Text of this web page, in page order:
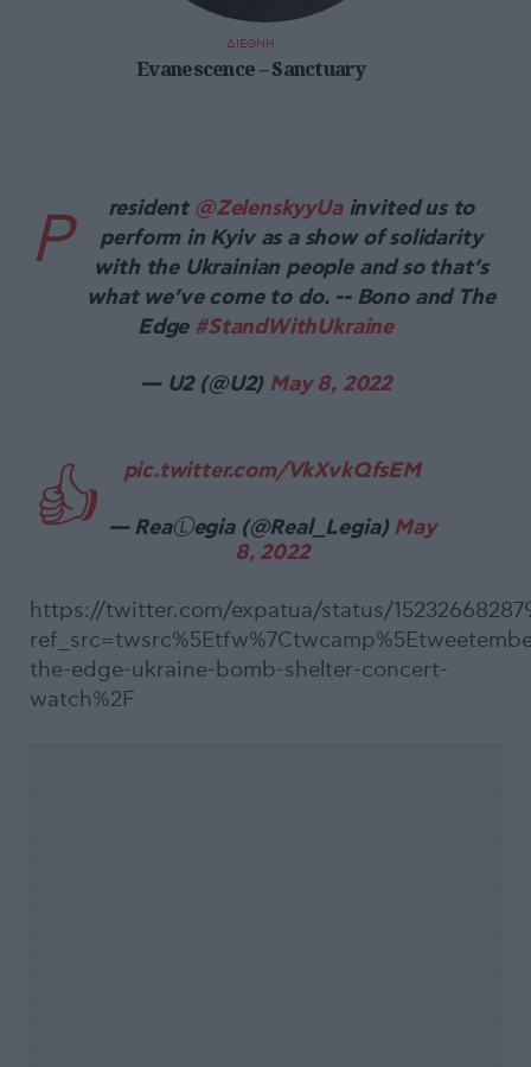
ΔΙΕΘΝΗ
Evanescence – Sanctuary
P resident @ZelenskyyUainvited us to
perform in Kyiv as a show of solidarity
with the Ukrainian people and so that’s
what we’ve come to do. -- Bono and The
Edge #StandWithUkraine
— U2 (@U2) May 8, 2022
👍
pic.twitter.com/VkXvkQfsEM
— ReaⓁegia (@Real_Legia) May
8, 2022
https://twitter.com/expatua/status/
the-edge-ukraine-bomb-shelter-concert-
watch%2F